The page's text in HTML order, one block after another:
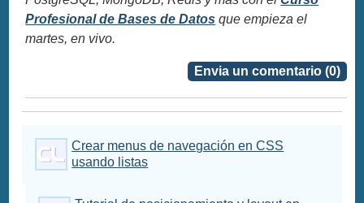
Profesional de Bases de Datos que empieza el
martes, en vivo.
Envia un comentario (0)
Crear menus de navegación en CSS
usando listas